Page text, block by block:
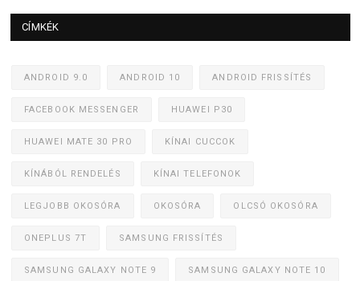
CÍMKÉK
ANDROID 9.0 ANDROID 10 ANDROID FRISSÍTÉS
FACEBOOK MESSENGER HUAWEI P30
HUAWEI MATE 30 PRO KÍNAI CUCCOK
KÍNÁBÓL RENDELÉS KÍNAI TELEFONOK
LEGJOBB OKOSÓRA OKOSÓRA OLCSÓ OKOSÓRA
ONEPLUS 7T SAMSUNG FRISSÍTÉS
SAMSUNG GALAXY NOTE 9 SAMSUNG GALAXY NOTE 10